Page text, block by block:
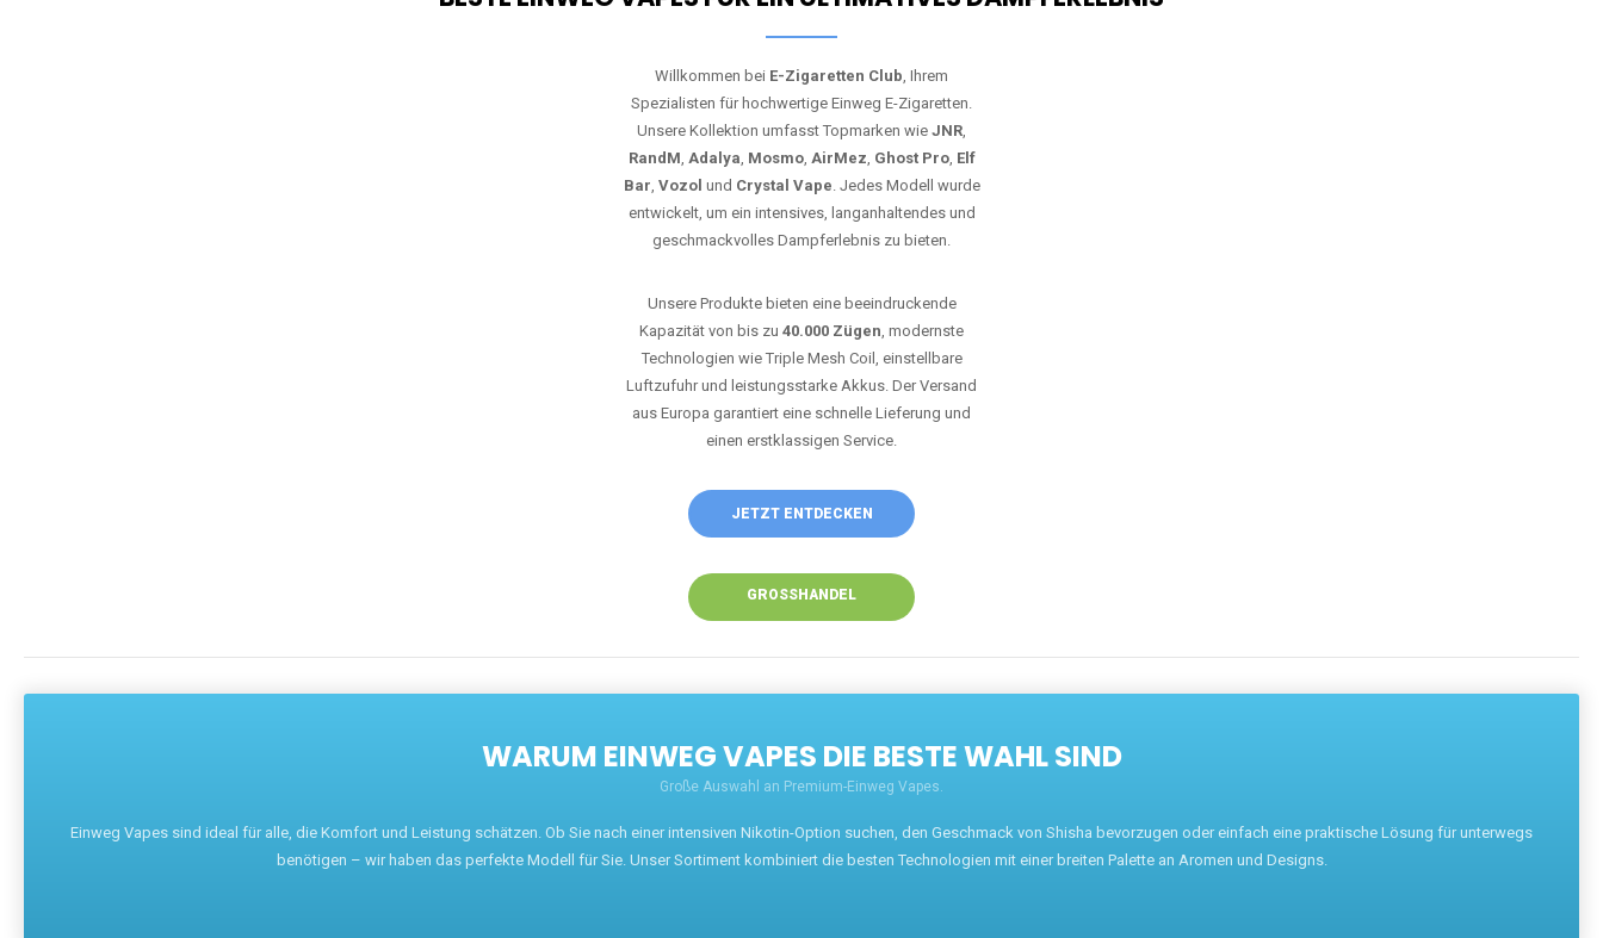
Willkommen bei E-Zigaretten Club, Ihrem
Spezialisten für hochwertige Einweg E-Zigaretten.
Unsere Kollektion umfasst Topmarken wie JNR,
RandM, Adalya, Mosmo, AirMez, Ghost Pro, Elf
Bar, Vozol und Crystal Vape. Jedes Modell wurde
entwickelt, um ein intensives, langanhaltendes und
geschmackvolles Dampferlebnis zu bieten.
Unsere Produkte bieten eine beeindruckende
Kapazität von bis zu 40.000 Zügen, modernste
Technologien wie Triple Mesh Coil, einstellbare
Luftzufuhr und leistungsstarke Akkus. Der Versand
aus Europa garantiert eine schnelle Lieferung und
einen erstklassigen Service.
JETZT ENTDECKEN
GROSSHANDEL
WARUM EINWEG VAPES DIE BESTE WAHL SIND
Große Auswahl an Premium-Einweg Vapes.
Einweg Vapes sind ideal für alle, die Komfort und Leistung schätzen. Ob Sie nach einer intensiven Nikotin-Option suchen, den Geschmack von Shisha bevorzugen oder einfach eine praktische Lösung für unterwegs
benötigen – wir haben das perfekte Modell für Sie. Unser Sortiment kombiniert die besten Technologien mit einer breiten Palette an Aromen und Designs.